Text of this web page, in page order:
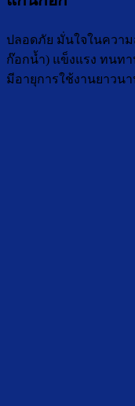
ปลอดภัย มั่นใจในควา
ก๊อกน้ำ) แข็งแรง ทนท
มีอายุการใช้งานยาวน